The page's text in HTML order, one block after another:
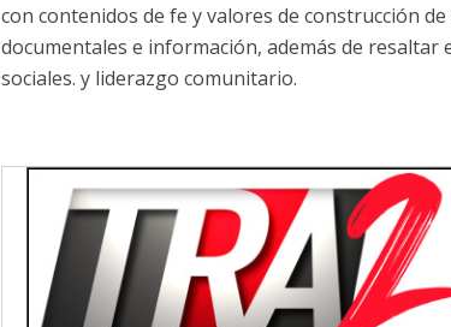
con contenidos de fe y valores de construcción
documentales e información, además de
sociales. y liderazgo comunitario.